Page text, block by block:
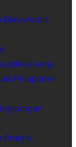
Biaya Audit
kerja
Pelaporan
Praktik